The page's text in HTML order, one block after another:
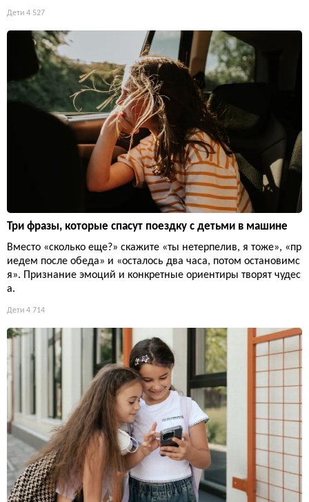
Дети 4 527
Три фразы, которые спасут поездку с детьми в машине
Вместо «сколько еще?» скажите «ты нетерпелив, я тоже», «пр
иедем после обеда» и «осталось два часа, потом остановимс
я». Признание эмоций и конкретные ориентиры творят чудес
а.
Дети 4 714